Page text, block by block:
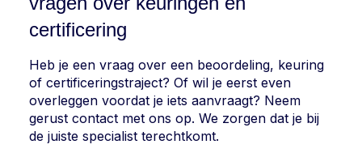
certificering
Heb je een vraag over een beoordeling, keuring
of certificeringstraject? Of wil je eerst even
overleggen voordat je iets aanvraagt? Neem
gerust contact met ons op. We zorgen dat je bij
de juiste specialist terechtkomt.